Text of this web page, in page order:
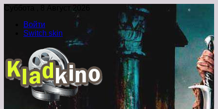
Суббота , 8 Август 2026
Войти
Switch skin